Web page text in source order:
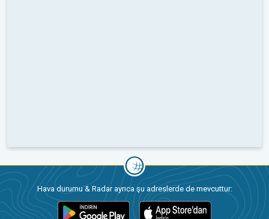
Hava durumu & Radar ayrıca şu adreslerde de mevcuttur: